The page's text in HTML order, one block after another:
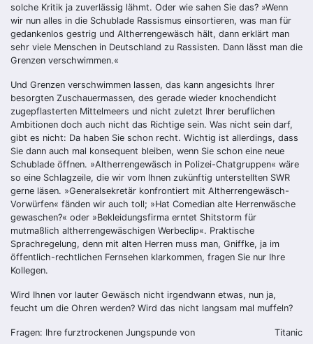
solche Kritik ja zuverlässig lähmt. Oder wie sahen Sie das? »Wenn
wir nun alles in die Schublade Rassismus einsortieren, was man für
gedankenlos gestrig und Altherrengewäsch hält, dann erklärt man
sehr viele Menschen in Deutschland zu Rassisten. Dann lässt man die
Grenzen verschwimmen.«
Und Grenzen verschwimmen lassen, das kann angesichts Ihrer
besorgten Zuschauermassen, des gerade wieder knochendicht
zugepflasterten Mittelmeers und nicht zuletzt Ihrer beruflichen
Ambitionen doch auch nicht das Richtige sein. Was nicht sein darf,
gibt es nicht: Da haben Sie schon recht. Wichtig ist allerdings, dass
Sie dann auch mal konsequent bleiben, wenn Sie schon eine neue
Schublade öffnen. »Altherrengewäsch in Polizei-Chatgruppen« wäre
so eine Schlagzeile, die wir vom Ihnen zukünftig unterstellten SWR
gerne läsen. »Generalsekretär konfrontiert mit Altherrengewäsch-
Vorwürfen« fänden wir auch toll; »Hat Comedian alte Herrenwäsche
gewaschen?« oder »Bekleidungsfirma erntet Shitstorm für
mutmaßlich altherrengewäschigen Werbeclip«. Praktische
Sprachregelung, denn mit alten Herren muss man, Gniffke, ja im
öffentlich-rechtlichen Fernsehen klarkommen, fragen Sie nur Ihre
Kollegen.
Wird Ihnen vor lauter Gewäsch nicht irgendwann etwas, nun ja,
feucht um die Ohren werden? Wird das nicht langsam mal muffeln?
Fragen: Ihre furztrockenen Jungspunde von Titanic